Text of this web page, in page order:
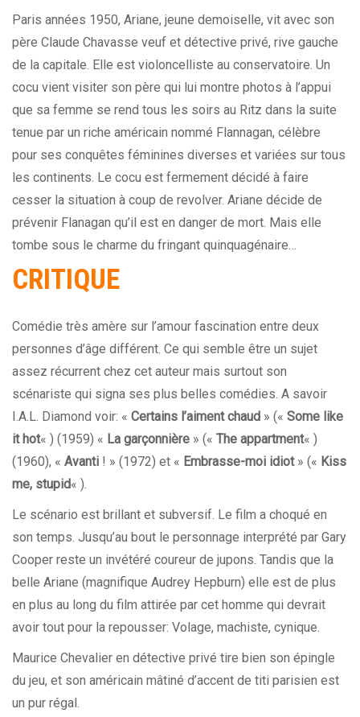
Paris années 1950, Ariane, jeune demoiselle, vit avec son
père Claude Chavasse veuf et détective privé, rive gauche
de la capitale. Elle est violoncelliste au conservatoire. Un
cocu vient visiter son père qui lui montre photos à l’appui
que sa femme se rend tous les soirs au Ritz dans la suite
tenue par un riche américain nommé Flannagan, célèbre
pour ses conquêtes féminines diverses et variées sur tous
les continents. Le cocu est fermement décidé à faire
cesser la situation à coup de revolver. Ariane décide de
prévenir Flanagan qu’il est en danger de mort. Mais elle
tombe sous le charme du fringant quinquagénaire…
CRITIQUE
Comédie très amère sur l’amour fascination entre deux
personnes d’âge différent. Ce qui semble être un sujet
assez récurrent chez cet auteur mais surtout son
scénariste qui signa ses plus belles comédies. A savoir
I.A.L. Diamond voir: « Certains l’aiment chaud » (« Some like
it hot« ) (1959) « La garçonnière » (« The appartment« )
(1960), « Avanti ! » (1972) et « Embrasse-moi idiot» (« Kiss
me, stupid« ).
Le scénario est brillant et subversif. Le film a choqué en
son temps. Jusqu’au bout le personnage interprété par Gary
Cooper reste un invétéré coureur de jupons. Tandis que la
belle Ariane (magnifique Audrey Hepburn) elle est de plus
en plus au long du film attirée par cet homme qui devrait
avoir tout pour la repousser: Volage, machiste, cynique.
Maurice Chevalier en détective privé tire bien son épingle
du jeu, et son américain mâtiné d’accent de titi parisien est
un pur régal.